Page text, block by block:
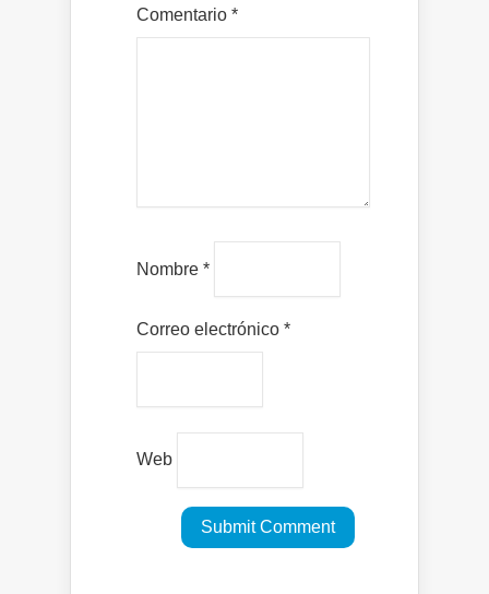
Comentario *
Nombre *
Correo electrónico *
Web